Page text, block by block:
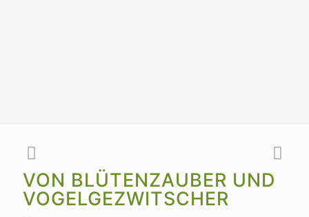
VON BLÜTENZAUBER UND
VOGELGEZWITSCHER